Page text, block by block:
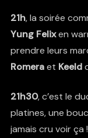
21h, la soirée
Yung Felixen
prendre leurs
Romeraet Keeld
21h30, c’est le
platines, une
jamais cru voir ça !